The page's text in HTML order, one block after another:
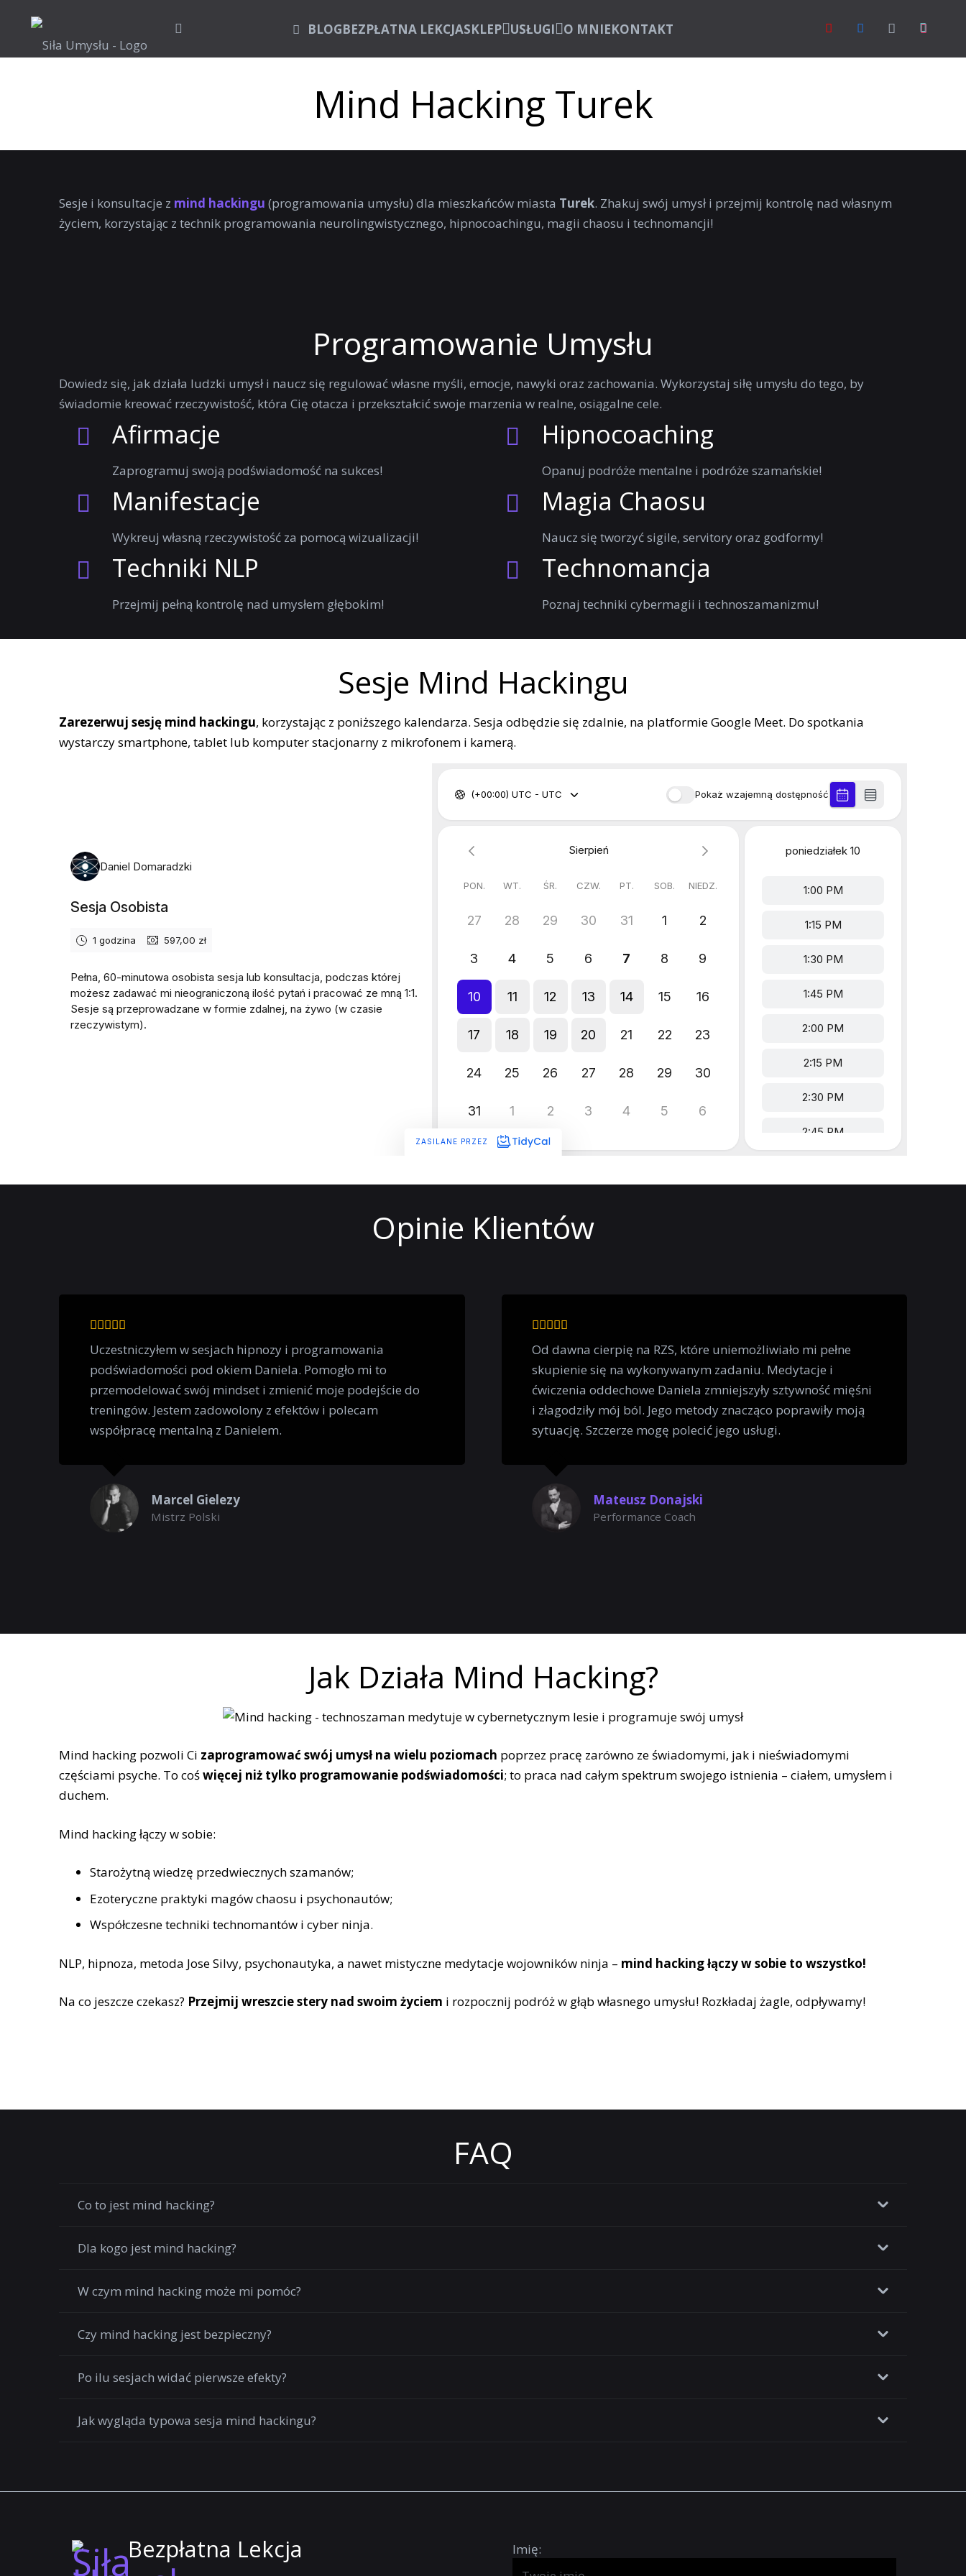
BLOGBEZPŁATNA LEKCJASKLEP USŁUGI O MNIEKONTAKT
Mind Hacking Turek
Sesje i konsultacje z mind hackingu (programowania umysłu) dla mieszkańców miasta Turek. Zhakuj swój umysł i przejmij kontrolę nad własnym
życiem, korzystając z technik programowania neurolingwistycznego, hipnocoachingu, magii chaosu i technomancji!
Programowanie Umysłu
Dowiedz się, jak działa ludzki umysł i naucz się regulować własne myśli, emocje, nawyki oraz zachowania. Wykorzystaj siłę umysłu do tego, by
świadomie kreować rzeczywistość, która Cię otacza i przekształcić swoje marzenia w realne, osiągalne cele.
Afirmacje
Zaprogramuj swoją podświadomość na sukces!
Manifestacje
Wykreuj własną rzeczywistość za pomocą wizualizacji!
Techniki NLP
Przejmij pełną kontrolę nad umysłem głębokim!
Hipnocoaching
Opanuj podróże mentalne i podróże szamańskie!
Magia Chaosu
Naucz się tworzyć sigile, servitory oraz godformy!
Technomancja
Poznaj techniki cybermagii i technoszamanizmu!
Sesje Mind Hackingu
Zarezerwuj sesję mind hackingu, korzystając z poniższego kalendarza. Sesja odbędzie się zdalnie, na platformie Google Meet. Do spotkania
wystarczy smartphone, tablet lub komputer stacjonarny z mikrofonem i kamerą.
Opinie Klientów
Uczestniczyłem w sesjach hipnozy i programowania
podświadomości pod okiem Daniela. Pomogło mi to
przemodelować swój mindset i zmienić moje podejście do
treningów. Jestem zadowolony z efektów i polecam
współpracę mentalną z Danielem.
Marcel Gielezy
Mistrz Polski
Od dawna cierpię na RZS, które uniemożliwiało mi pełne
skupienie się na wykonywanym zadaniu. Medytacje i
ćwiczenia oddechowe Daniela zmniejszyły sztywność mięśni
i złagodziły mój ból. Jego metody znacząco poprawiły moją
sytuację. Szczerze mogę polecić jego usługi.
Mateusz Donajski
Performance Coach
Jak Działa Mind Hacking?
Mind hacking pozwoli Ci zaprogramować swój umysł na wielu poziomach poprzez pracę zarówno ze świadomymi, jak i nieświadomymi
częściami psyche. To coświęcej niż tylko programowanie podświadomości; to praca nad całym spektrum swojego istnienia – ciałem, umysłem i
duchem.
Mind hacking łączy w sobie:
Starożytną wiedzę przedwiecznych szamanów;
Ezoteryczne praktyki magów chaosu i psychonautów;
Współczesne techniki technomantów i cyber ninja.
NLP, hipnoza, metoda Jose Silvy, psychonautyka, a nawet mistyczne medytacje wojowników ninja – mind hacking łączy w sobie to wszystko!
Na co jeszcze czekasz? Przejmij wreszcie stery nad swoim życiem i rozpocznij podróż w głąb własnego umysłu! Rozkładaj żagle, odpływamy!
FAQ
Co to jest mind hacking?
Dla kogo jest mind hacking?
W czym mind hacking może mi pomóc?
Czy mind hacking jest bezpieczny?
Po ilu sesjach widać pierwsze efekty?
Jak wygląda typowa sesja mind hackingu?
Bezpłatna Lekcja Imię: